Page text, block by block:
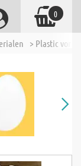
> Plastic
0